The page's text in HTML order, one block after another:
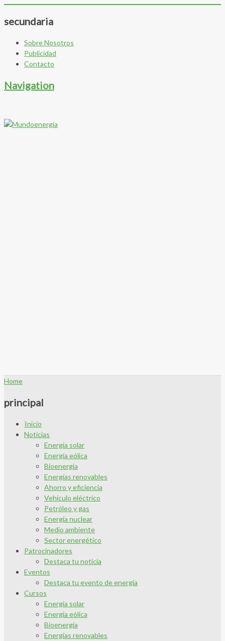
secundaria
Sobre Nosotros
Publicidad
Contacto
Navigation
Home
principal
Inicio
Noticias
Energía solar
Energía eólica
Bioenergía
Energías renovables
Ahorro y eficiencia
Vehículo eléctrico
Petróleo y gas
Energía nuclear
Medio ambiente
Sector energético
Patrocinadores
Destaca tu noticia
Eventos
Destaca tu evento de energía
Cursos
Energía solar
Energía eólica
Bioenergía
Energías renovables